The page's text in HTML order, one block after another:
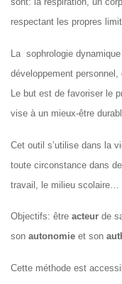
respectant les propres
La sophrologie
développement personnel,
Le but est de favoriser le
vise à un mieux-être
Cet outil s’utilise dans la
toute circonstance dans
travail, le milieu scolaire…
Objectifs: être acteur de
son autonomie et son
Cette méthode est